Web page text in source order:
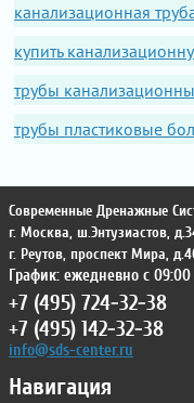
канализационная
купить
трубы
трубы пластиковые
Навигация
Современные Дренажные
г. Москва, ш.Энтузиастов,
г. Реутов, проспект Мира,
График: ежедневно с
+7 (495) 724-32-38
+7 (495) 142-32-38
info@sds-center.ru